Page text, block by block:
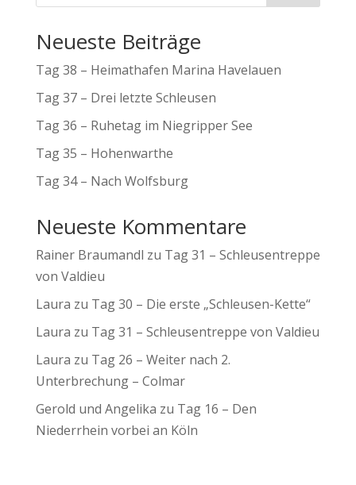
Neueste Beiträge
Tag 38 – Heimathafen Marina Havelauen
Tag 37 – Drei letzte Schleusen
Tag 36 – Ruhetag im Niegripper See
Tag 35 – Hohenwarthe
Tag 34 – Nach Wolfsburg
Neueste Kommentare
Rainer Braumandl zu Tag 31 – Schleusentreppe
von Valdieu
Laura zu Tag 30 – Die erste „Schleusen-Kette“
Laura zu Tag 31 – Schleusentreppe von Valdieu
Laura zu Tag 26 – Weiter nach 2.
Unterbrechung – Colmar
Gerold und Angelika zu Tag 16 – Den
Niederrhein vorbei an Köln